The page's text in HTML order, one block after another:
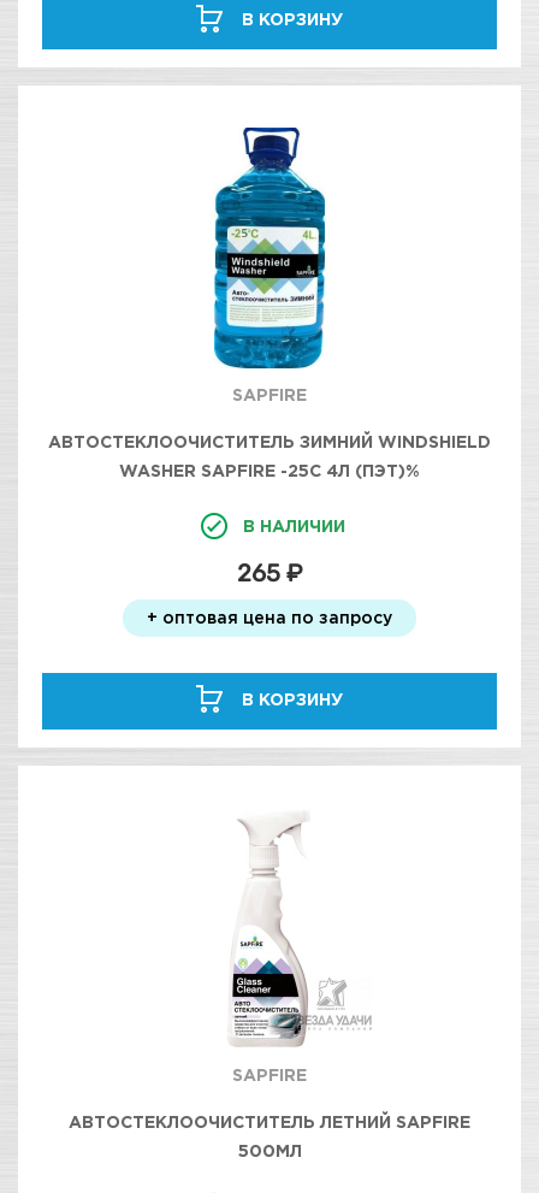
В КОРЗИНУ
SAPFIRE
АВТОСТЕКЛООЧИСТИТЕЛЬ ЗИМНИЙ WINDSHIELD
WASHER SAPFIRE -25C 4Л (ПЭТ)%
В НАЛИЧИИ
265 ₽
+ оптовая цена по запросу
В КОРЗИНУ
SAPFIRE
АВТОСТЕКЛООЧИСТИТЕЛЬ ЛЕТНИЙ SAPFIRE
500МЛ